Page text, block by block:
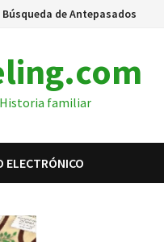
Búsqueda de Antepasados
familiar
ELECTRÓNICO